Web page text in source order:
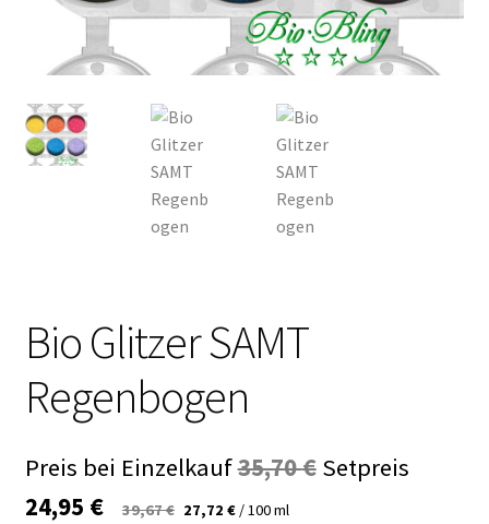
Zahlungsbedingungen
Bio Glitzer SAMT
Regenbogen
Preis bei Einzelkauf35,70€ Ursprünglicher
Setpreis
24,95 €Aktueller
39,67€ 27,72 €/100ml